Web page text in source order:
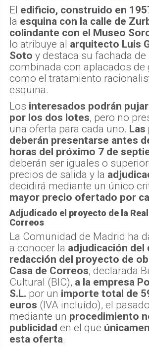
El edificio, construido en
la esquina con la calle de
colindante con el Museo
lo atribuye al arquitecto Luis
Soto y destaca su fachada
combinada con aplacados de
como el tratamiento
esquina.
Los interesados podrán
por los dos lotes, pero no
una oferta para cada uno.
deberán presentarse antes
horas del próximo 7 de
deberán ser iguales o
precios de salida y la
decidirá mediante un único
mayor precio ofertado por
Adjudicado el proyecto de la
Correos
La Comunidad de Madrid ha
a conocer la adjudicación del
redacción del proyecto de
Casa de Correos, declarada
Cultural (BIC), a la empresa
S.L. por un importe total de
euros (IVA incluído), el
mediante un procedimiento
publicidad en el que
esta oferta.